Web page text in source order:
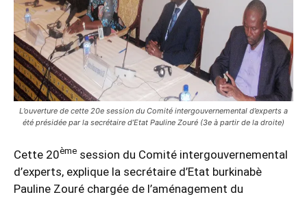
L’ouverture de cette 20e session du Comité intergouvernemental d’experts a
été présidée par la secrétaire d’Etat Pauline Zouré (3e à partir de la droite)
Cette 20ème session du Comité intergouvernemental
d’experts, explique la secrétaire d’Etat burkinabè
Pauline Zouré chargée de l’aménagement du